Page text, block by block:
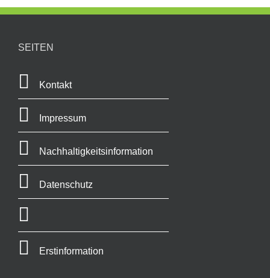
SEITEN
Kontakt
Impressum
Nachhaltigkeitsinformation
Datenschutz
Erstinformation